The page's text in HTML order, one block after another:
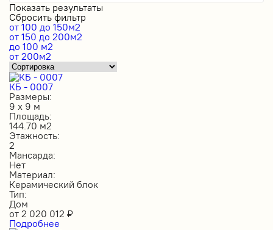
Показать результаты
Сбросить фильтр
от 100 до 150м2
от 150 до 200м2
до 100 м2
от 200м2
КБ - 0007
Размеры:
9 х 9 м
Площадь:
144.70 м2
Этажность:
2
Мансарда:
Нет
Материал:
Керамический блок
Тип:
Дом
от 2 020 012 ₽
Подробнее